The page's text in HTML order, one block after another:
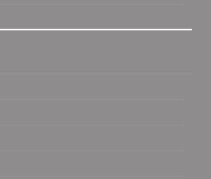
hexano. Sin
a los productos que
en el proceso de
de costos al remplazar el